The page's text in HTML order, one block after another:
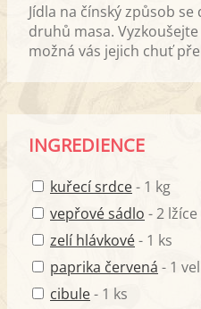
Jídla na čínský způsob
druhů masa.
možná vás jejich chuť
INGREDIENCE
kuřecí srdce- 1 kg
vepřové sádlo - 2 lžíce
zelí hlávkové- 1 ks
paprika červená - 1
cibule- 1 ks